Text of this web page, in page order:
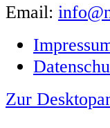
Email:
Zur